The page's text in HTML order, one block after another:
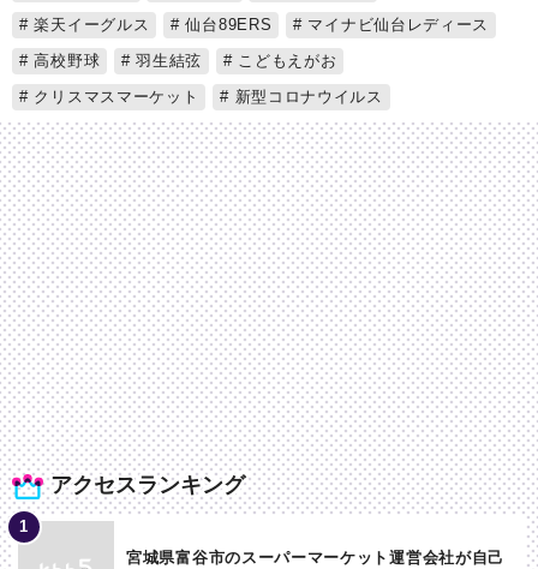
アクセスランキング
宮城県富谷市のスーパーマーケット運営会社が自己
楽天イーグルス
仙台89ERS
マイナビ仙台レディース
高校野球
羽生結弦
こどもえがお
クリスマスマーケット
新型コロナウイルス